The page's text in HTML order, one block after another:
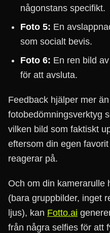
någonstans specifikt.
Foto 5: En
som socialt bevis.
Foto 6: En ren bild
för att avsluta.
Feedback hjälper mer
fotobedömningsverktyg
vilken bild som faktiskt
eftersom din egen
reagerar på.
Och om din kamerarulle
(bara gruppbilder, inget
ljus), kan Fotto.ai
från några selfies för att